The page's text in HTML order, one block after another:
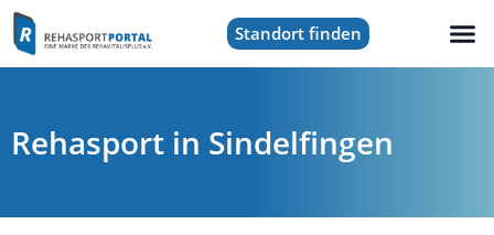
Standort finden
Rehasport in Sindelfingen